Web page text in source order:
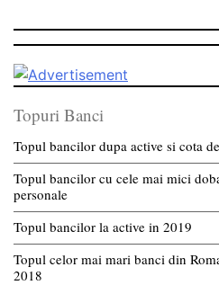
Topuri Banci
Topul bancilor dupa active si cota
Topul bancilor cu cele mai mici
personale
Topul bancilor la active in 2019
Topul celor mai mari banci din
2018